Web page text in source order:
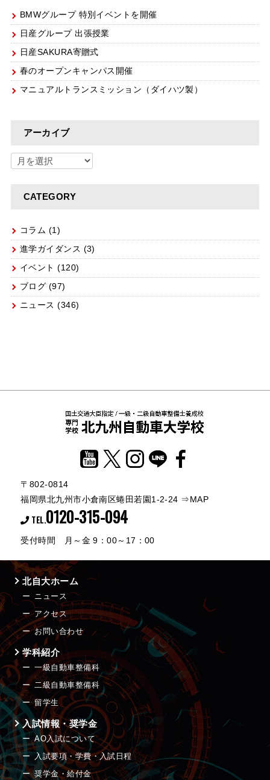
BMWグループ 特別イベントを開催
日産グループ 出張授業
日産SAKURA寄贈式
春のオープンキャンパス開催
マニュアルトランスミッション（ダイハツ製）
アーカイブ
CATEGORY
コラム (1)
進学ガイダンス (3)
イベント (120)
ブログ (97)
ニュース (346)
〒802-0814
福岡県北九州市小倉南区蜷田若園1-2-24 ⇒MAP
TEL.0120-315-094
受付時間 月～金 9：00～17：00
北自大ホーム
ニュース
アクセス
お問い合わせ
学科紹介
一級自動車整備科
二級自動車整備科
留学生
入試情報・奨学金
AO入試について
入試要項・学費・入試日程
奨学金・給付金